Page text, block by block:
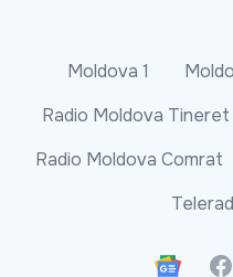
Moldova 1
Radio Moldova Tineret
Radio Moldova Comrat
Google